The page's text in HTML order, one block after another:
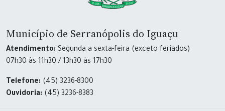
Município de Serranópolis do Iguaçu
Atendimento: Segunda a sexta-feira (exceto feriados)
07h30 às 11h30 / 13h30 às 17h30
Telefone: (45) 3236-8300
Ouvidoria: (45) 3236-8383